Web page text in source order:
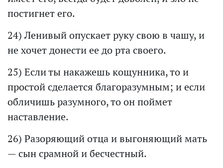
постигнет его.
24) Ленивый опускает руку свою в чашу, и
не хочет донести ее до рта своего.
25) Если ты накажешь кощунника, то и
простой сделается благоразумным; и если
обличишь разумного, то он поймет
наставление.
26) Разоряющий отца и выгоняющий мать
— сын срамной и бесчестный.